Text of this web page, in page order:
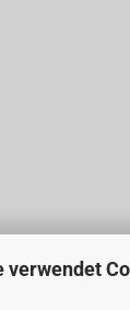
verwendet